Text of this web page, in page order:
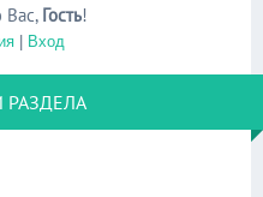
Вас, Гость!
| Вход
РАЗДЕЛА